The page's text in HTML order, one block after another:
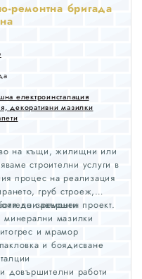
ремонтна бригада
електроинсталация
декоративни мазилки
на къщи, жилищни или
строителни услуги в
процес на реализация
груб строеж,
до завършен проект.
ремонти
минерални мазилки
и мрамор
и боядисване
довършителни работи